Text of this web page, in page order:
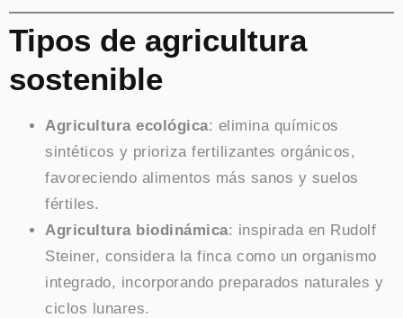
Tipos de agricultura
sostenible
Agricultura ecológica: elimina químicos
sintéticos y prioriza fertilizantes orgánicos,
favoreciendo alimentos más sanos y suelos
fértiles.
Agricultura biodinámica: inspirada en Rudolf
Steiner, considera la finca como un organismo
integrado, incorporando preparados naturales y
ciclos lunares.